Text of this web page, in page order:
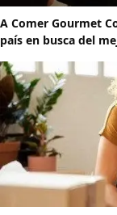
A Comer Gourmet
país en busca del